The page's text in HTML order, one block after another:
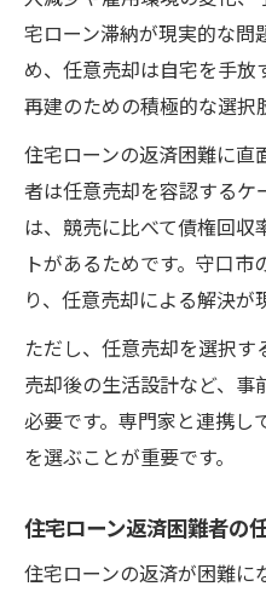
宅ローン滞納が現実的な問
め、任意売却は自宅を手
再建のための積極的な選択
住宅ローンの返済困難に
者は任意売却を容認するケ
は、競売に比べて債権回収
トがあるためです。守口
り、任意売却による解決が
ただし、任意売却を選択
売却後の生活設計など、
必要です。専門家と連携し
を選ぶことが重要です。
住宅ローン返済困難者の
住宅ローンの返済が困難に